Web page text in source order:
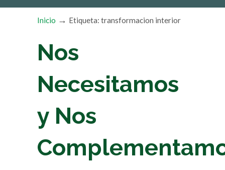
Inicio → Etiqueta: transformacion interior
Nos
Necesitamos
y Nos